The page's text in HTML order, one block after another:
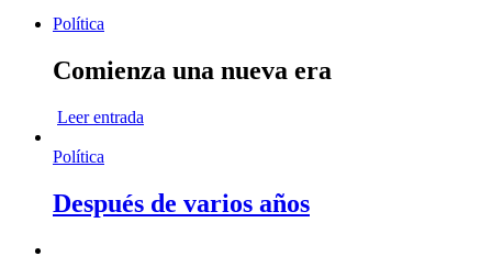
Política
Comienza una nueva era
Leer entrada
Política
Después de varios años